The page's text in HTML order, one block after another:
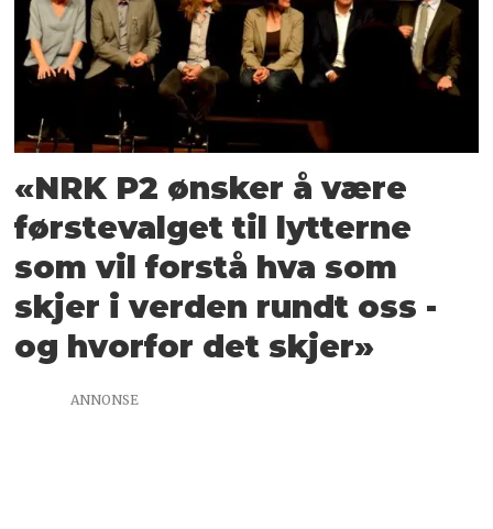
«NRK P2 ønsker å være
førstevalget til lytterne
som vil forstå hva som
skjer i verden rundt oss -
og hvorfor det skjer»
ANNONSE